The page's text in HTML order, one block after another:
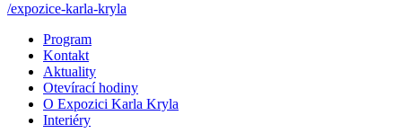
/expozice-karla-kryla
Program
Kontakt
Aktuality
Otevírací hodiny
O Expozici Karla Kryla
Interiéry